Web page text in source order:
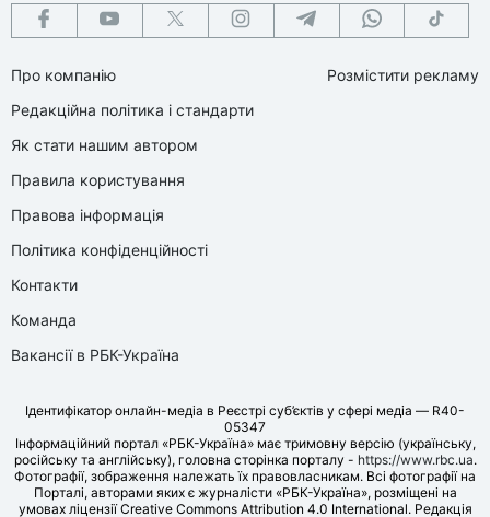
Про компанію
Редакційна політика і стандарти
Як стати нашим автором
Правила користування
Правова інформація
Політика конфіденційності
Контакти
Команда
Вакансії в РБК-Україна
Розмістити рекламу
Ідентифікатор онлайн-медіа в Реєстрі суб’єктів у сфері медіа — R40-
05347
Інформаційний портал «РБК-Україна» має тримовну версію (українську,
російську та англійську), головна сторінка порталу - https://www.rbc.ua.
Фотографії, зображення належать їх правовласникам. Всі фотографії на
Порталі, авторами яких є журналісти «РБК-Україна», розміщені на
умовах ліцензії Creative Commons Attribution 4.0 International. Редакція